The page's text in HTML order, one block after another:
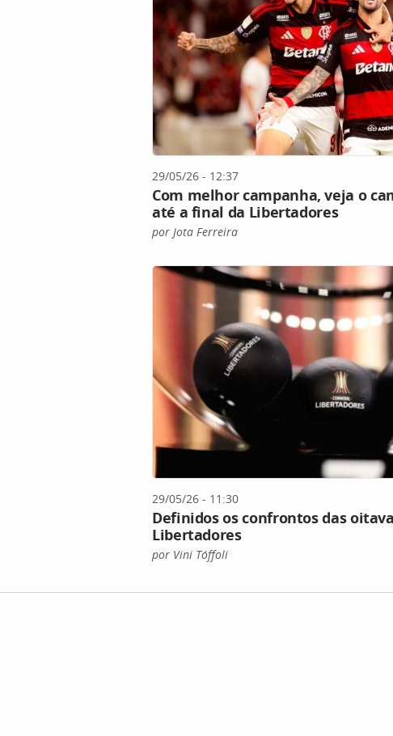
29/05/26 - 12:37
Com melhor campanha, veja o
até a final da Libertadores
por Jota Ferreira
29/05/26 - 11:30
Definidos os confrontos das
Libertadores
por Vini Tóffoli